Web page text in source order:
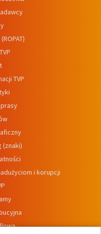
TVP
(znaki)
i korupcji